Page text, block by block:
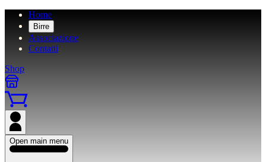
Home
Birre
Associazione
Contatti
Shop
Open main menu